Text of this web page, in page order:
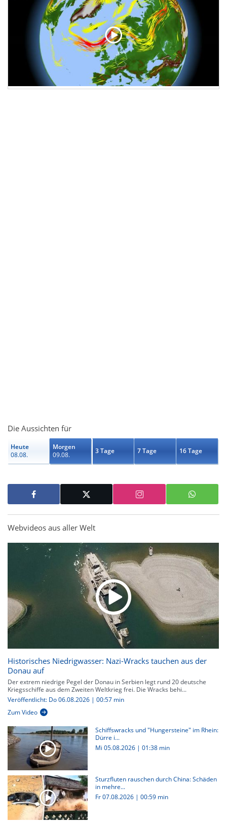
Die Aussichten für
Heute
08.08.
Morgen
09.08.
3 Tage 7 Tage 16 Tage
Webvideos aus aller Welt
Historisches Niedrigwasser: Nazi-Wracks tauchen aus der
Donau auf
Der extrem niedrige Pegel der Donau in Serbien legt rund 20 deutsche
Kriegsschiffe aus dem Zweiten Weltkrieg frei. Die Wracks behi...
Veröffentlicht: Do 06.08.2026 | 00:57 min
Zum Video
Schiffswracks und "Hungersteine" im Rhein:
Dürre i...
Mi 05.08.2026 | 01:38 min
Sturzfluten rauschen durch China: Schäden
in mehre...
Fr 07.08.2026 | 00:59 min